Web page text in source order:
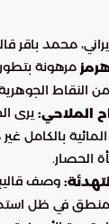
محمد باقر
مرهونة
النقاط
الملاحي: يرى
بالكامل
الحصار.
وصف
في ظل